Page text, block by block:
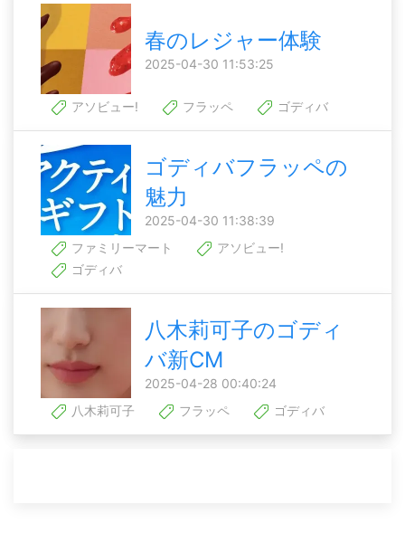
春のレジャー体験
2025-04-30 11:53:25
アソビュー! フラッペ ゴディバ
ゴディバフラッペの
魅力
2025-04-30 11:38:39
ファミリーマート
アソビュー!
ゴディバ
八木莉可子のゴディ
バ新CM
2025-04-28 00:40:24
八木莉可子
フラッペ ゴディバ